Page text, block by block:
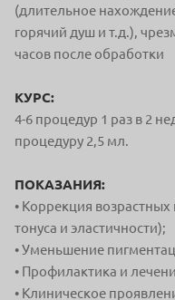
(длительное
горячий душ и т.д.),
часов после обработки
КУРС:
4-6 процедур 1 раз в 2
процедуру 2,5 мл.
ПОКАЗАНИЯ:
• Коррекция
тонуса и эластичности);
• Уменьшение
• Профилактика и
• Клиническое